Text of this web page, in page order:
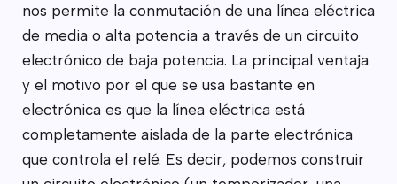
nos permite la conmutación de una línea eléctrica
de media o alta potencia a través de un circuito
electrónico de baja potencia. La principal ventaja
y el motivo por el que se usa bastante en
electrónica es que la línea eléctrica está
completamente aislada de la parte electrónica
que controla el relé. Es decir, podemos construir